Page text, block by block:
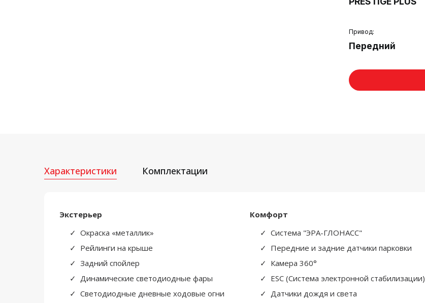
Привод:
Передний
Характеристики Комплектации
Экстерьер
Окраска «металлик»
Рейлинги на крыше
Задний спойлер
Динамические светодиодные фары
Светодиодные дневные ходовые огни
Комфорт
Система "ЭРА-ГЛОНАСС"
Передние и задние датчики парковки
Камера 360°
ESC (Система электронной стабилизации)
Датчики дождя и света